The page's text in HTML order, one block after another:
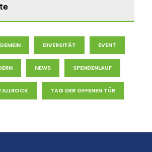
DIVERSITÄT EVENT
NEWS SPENDENLAUF
TAG DER OFFENEN TÜR